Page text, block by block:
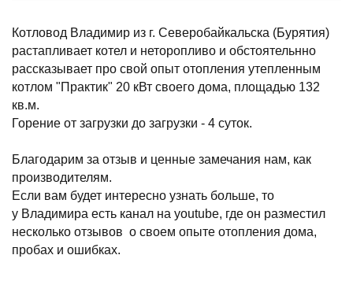
Котловод Владимир из г. Северобайкальска (Бурятия)
растапливает котел и неторопливо и обстоятельнно
рассказывает про свой опыт отопления утепленным
котлом "Практик" 20 кВт своего дома, площадью 132
кв.м.
Горение от загрузки до загрузки - 4 суток.
Благодарим за отзыв и ценные замечания нам, как
производителям.
Если вам будет интересно узнать больше, то
у Владимира есть канал на youtube, где он разместил
несколько отзывов о своем опыте отопления дома,
пробах и ошибках.